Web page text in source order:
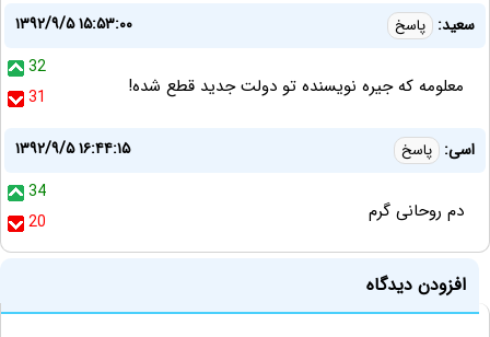
سعید: پاسخ
۱۳۹۲/۹/۵ ۱۵:۵۳:۰۰
32
31
معلومه که جیره نویسنده تو دولت جدید قطع شده!
اسی: پاسخ
۱۳۹۲/۹/۵ ۱۶:۴۴:۱۵
34
20
دم روحانی گرم
افزودن دیدگاه